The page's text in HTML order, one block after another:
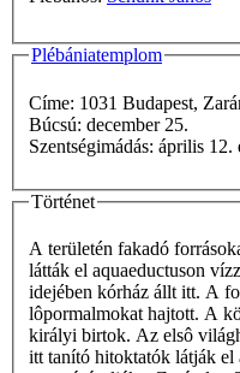
Plébániatemplom
Címe: 1031 Budapest,
Búcsú: december 25.
Történet
A területén fakadó
látták el aquaeductuson
idejében kórház állt itt. A
lôpormalmokat hajtott. A
királyi birtok. Az elsô
itt tanító hitoktatók látják el